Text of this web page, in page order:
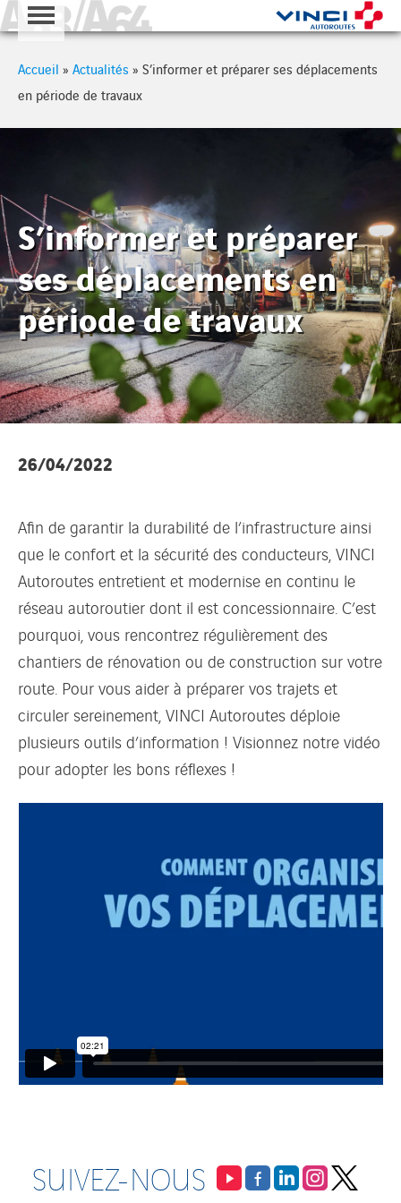
A63 - A64
Accueil » Actualités » S’informer et préparer ses déplacements
en période de travaux
S’informer et préparer
ses déplacements en
période de travaux
26/04/2022
Afin de garantir la durabilité de l’infrastructure ainsi
que le confort et la sécurité des conducteurs, VINCI
Autoroutes entretient et modernise en continu le
réseau autoroutier dont il est concessionnaire. C’est
pourquoi, vous rencontrez régulièrement des
chantiers de rénovation ou de construction sur votre
route. Pour vous aider à préparer vos trajets et
circuler sereinement, VINCI Autoroutes déploie
plusieurs outils d’information ! Visionnez notre vidéo
pour adopter les bons réflexes !
SUIVEZ-NOUS
Cookies management panel